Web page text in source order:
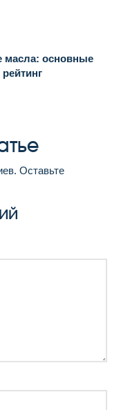
масла: основные
Оставьте